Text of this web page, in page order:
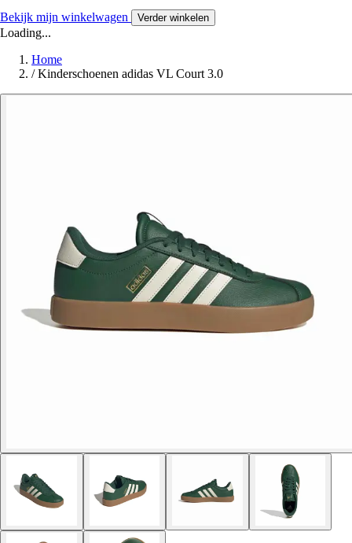
Bekijk mijn winkelwagen Verder winkelen
Loading...
Home
/ Kinderschoenen adidas VL Court 3.0